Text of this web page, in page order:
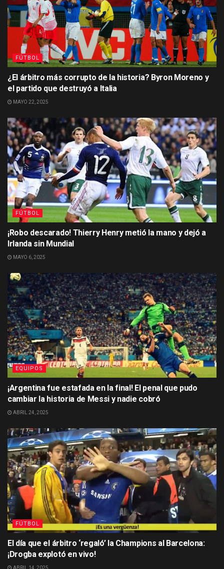
FÚTBOL
¿El árbitro más corrupto de la historia? Byron Moreno y
el partido que destruyó a Italia
MAYO 22, 2025
FÚTBOL
¡Robo descarado! Thierry Henry metió la mano y dejó a
Irlanda sin Mundial
MAYO 6, 2025
EQUIPOS
¡Argentina fue estafada en la final! El penal que pudo
cambiar la historia de Messi y nadie cobró
ABRIL 24, 2025
FÚTBOL
El día que el árbitro ‘regaló’ la Champions al Barcelona:
¡Drogba explotó en vivo!
ABRIL 14, 2025